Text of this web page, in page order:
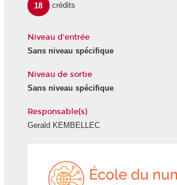
18 crédits
Niveau d'entrée
Sans niveau spécifique
Niveau de sortie
Sans niveau spécifique
Responsable(s)
Gerald KEMBELLEC